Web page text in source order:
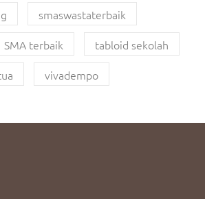
smaswastaterbaik
SMA terbaik
tabloid sekolah
vivadempo